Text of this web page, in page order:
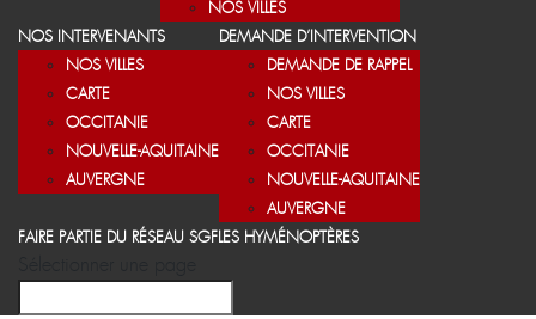
NOS VILLES
NOS INTERVENANTS
NOS VILLES
CARTE
OCCITANIE
NOUVELLE-AQUITAINE
AUVERGNE
DEMANDE D’INTERVENTION
DEMANDE DE RAPPEL
NOS VILLES
CARTE
OCCITANIE
NOUVELLE-AQUITAINE
AUVERGNE
FAIRE PARTIE DU RÉSEAU SGFLES HYMÉNOPTÈRES